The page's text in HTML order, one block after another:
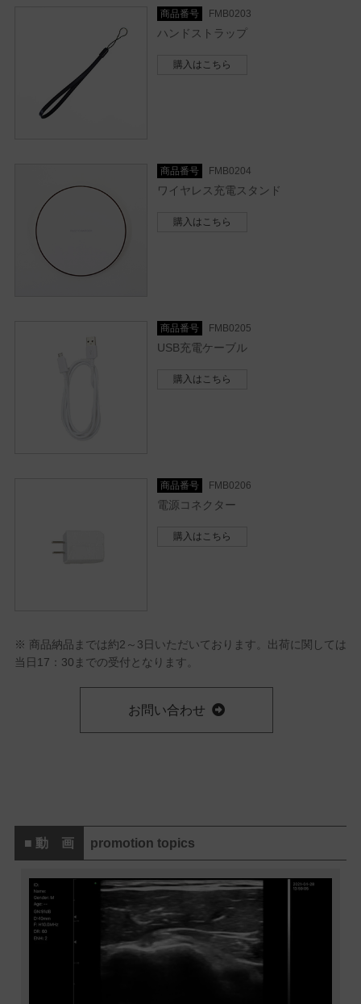
商品番号 FMB0203
ハンドストラップ
購入はこちら
商品番号 FMB0204
ワイヤレス充電スタンド
購入はこちら
商品番号 FMB0205
USB充電ケーブル
購入はこちら
商品番号 FMB0206
電源コネクター
購入はこちら
※ 商品納品までは約2～3日いただいております。出荷に関しては
当日17：30までの受付となります。
お問い合わせ
■ 動 画 promotion topics